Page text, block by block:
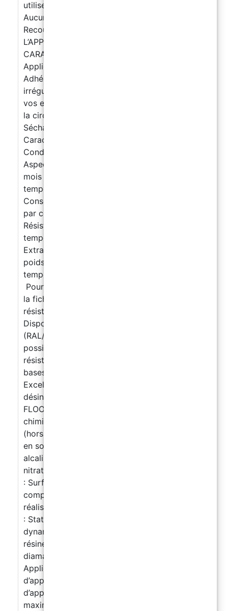
utiliser, conçu pour le FAIRE SOI-MÊME
Aucune démolition Résultats en 24 heures
Recouvre trous et fissures VOICI COMMENT
L’APPLIQUER https://youtu.be/wNlRXeYG7Tw
CARACTÉRISTIQUES PRINCIPALES
Applicabilité au rouleau, autonivelant
Adhérence parfaite sur surfaces humides,
irrégulières ou endommagées Teintable selon
vos envies Résistant au piétinement et même à
la circulation (2 couches recommandées)
Séchage rapide Consommation et
Caractéristiques Techniques :
Conditionnement : Kit A+B de 5,5 kg / 11 kg
Aspect : Finition satinée Conservation : 12
mois dans l’emballage d’origine, à une
température comprise entre +5°C et +30°C
Consommation indicative : 0,15 ÷ 0,2 kg/m²
par couche Épaisseur : 57 ÷ 76 µm par couche
Résistance thermique : Jusqu’à +70°C
temporairement Densité : 1,33 ± 0,03 kg/L
Extrait sec : 68 ± 1% en volume, 76 ± 1% en
poids Temps d’utilisation : 50–70 min (selon la
température) Durcissement complet : 7 jours
Pour toutes les informations techniques, voir
la fiche technique. Propriétés : Excellente
résistance mécanique et à l’abrasion
Disponible en large gamme de couleurs
(RAL/NCS) Finition satinée uniforme,
possibilité d’effet antidérapant Bonne
résistance aux produits chimiques (acides et
bases dilués, carburants, hydrocarbures)
Excellente résistance aux détergents et
désinfectants Résistance chimique : EASY
FLOOR résiste à de nombreux agents
chimiques, y compris les acides inorganiques
(hors acide fluorhydrique), les bases, les sels
en solution aqueuse, les détergents acides et
alcalins, les hydroxydes, les sulfates et les
nitrates. Préparation du support : Béton
: Surface propre, stable, sans substances
compromettant l’adhérence. Réparations à
réaliser avec des mortiers adaptés. Fissures
: Statique à sceller avec MAGELSTIC ;
dynamique à évaluer sur site. Revêtements en
résine : Ponçage mécanique avec disques
diamantés et nettoyage avant application.
Application : Température minimale
d’application : +10°C Température maximale
d’application : +35°C Humidité relative
maximale : 80% Méthode d’application :